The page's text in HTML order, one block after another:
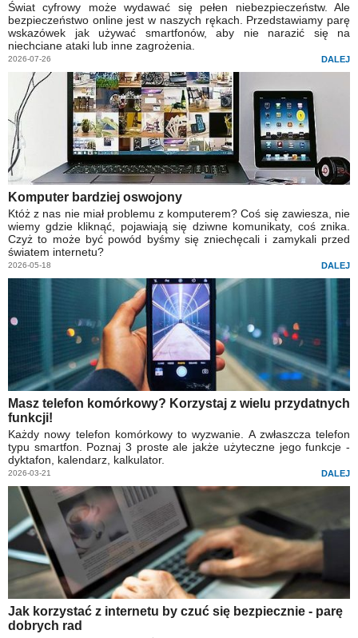
Świat cyfrowy może wydawać się pełen niebezpieczeństw. Ale
bezpieczeństwo online jest w naszych rękach. Przedstawiamy parę
wskazówek jak używać smartfonów, aby nie narazić się na
niechciane ataki lub inne zagrożenia.
2026-07-26 DALEJ
Komputer bardziej oswojony
Któż z nas nie miał problemu z komputerem? Coś się zawiesza, nie
wiemy gdzie kliknąć, pojawiają się dziwne komunikaty, coś znika.
Czyż to może być powód byśmy się zniechęcali i zamykali przed
światem internetu?
2026-05-18 DALEJ
Masz telefon komórkowy? Korzystaj z wielu przydatnych
funkcji!
Każdy nowy telefon komórkowy to wyzwanie. A zwłaszcza telefon
typu smartfon. Poznaj 3 proste ale jakże użyteczne jego funkcje -
dyktafon, kalendarz, kalkulator.
2026-03-21 DALEJ
Jak korzystać z internetu by czuć się bezpiecznie - parę
dobrych rad